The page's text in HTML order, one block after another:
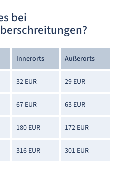
bei
Innerorts Außerorts
32 EUR 29 EUR
67 EUR 63 EUR
180 EUR 172 EUR
316 EUR 301 EUR